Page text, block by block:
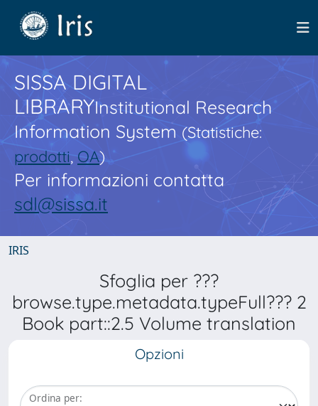
SISSA DIGITAL
LIBRARYInstitutional Research
Information System(Statistiche:
prodotti,OA)
Per informazioni contatta
sdl@sissa.it
IRIS
Sfoglia per ???
browse.type.metadata.typeFull??? 2
Book part::2.5 Volume translation
Opzioni
Ordina per: